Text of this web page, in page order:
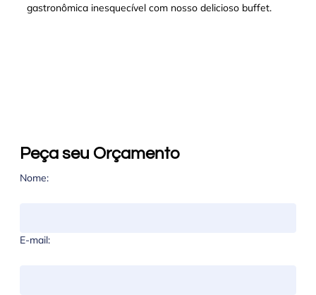
gastronômica inesquecível com nosso delicioso buffet.
Peça seu Orçamento
Nome:
E-mail: